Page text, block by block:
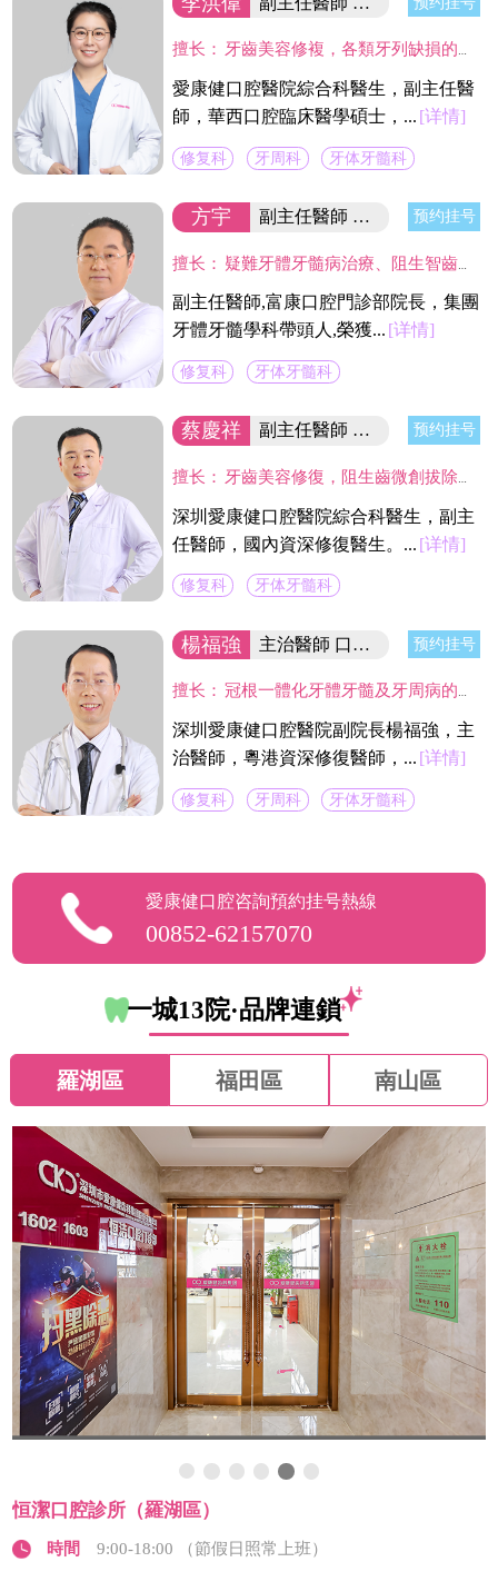
擅长： 牙齒美容修複，各類牙列缺損的固定及活動義齒的修複、鑄造支架式可摘局部義齒、 數字化修複、種植上部義齒修複等。在口腔數字化修複、口腔色度學、口腔仿生材料等領域進行過深入研究，成績顯著。
愛康健口腔醫院綜合科醫生，副主任醫
師，華西口腔臨床醫學碩士，... [详情]
修复科 牙周科 牙体牙髓科
方宇 副主任醫師 富康門診院長 预约挂号
擅长： 疑難牙體牙髓病治療、阻生智齒的拔除、各種缺失牙的美容修復、疑難活動義齒修復。尤其在利用高倍顯微鏡下開展牙髓炎、根尖病變等牙體保存治療具有較深的造詣。
副主任醫師,富康口腔門診部院長，集團
牙體牙髓學科帶頭人,榮獲... [详情]
修复科 牙体牙髓科
蔡慶祥 副主任醫師 國內資深修復醫生 预约挂号
擅长： 牙齒美容修復，阻生齒微創拔除，固定義齒二次修復，精密舒適全口義齒製作，現代根管治療技術,熟練應用CAD/CAM及DSD微笑設計等數字化技術於臨床工作中,並成功服務於近萬名新老客戶。
深圳愛康健口腔醫院綜合科醫生，副主
任醫師，國內資深修復醫生。... [详情]
修复科 牙体牙髓科
楊福強 主治醫師 口腔醫院副院長 预约挂号
擅长： 冠根一體化牙體牙髓及牙周病的診療，復雜牙的拔除，牙體缺損的嵌體修復，以及烤瓷冠、義齒的修復等方面的診治，在水激光治牙方面有著豐富的臨床經驗。臨床工作中致力於牙體保存，種植修復設計，咬合功能重建，微創美學牙體修復等。
深圳愛康健口腔醫院副院長楊福強，主
治醫師，粵港資深修復醫師，... [详情]
修复科 牙周科 牙体牙髓科
愛康健口腔咨詢預約挂号熱線
00852-62157070
一城13院·品牌連鎖
羅湖區 福田區 南山區
恒潔口腔診所（羅湖區）
時間 9:00-18:00 （節假日照常上班）